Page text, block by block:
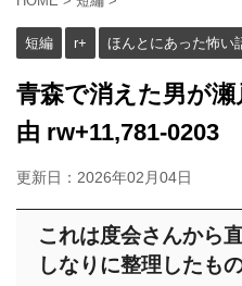
短編 r+ ほんとにあった怖い
青森で消えた男が
由 rw+11,781-0203
更新日： 2026年02月04日
これは度会さんから
しなりに整理したも